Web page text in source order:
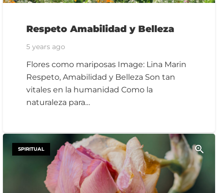
Respeto Amabilidad y Belleza
5 years ago
Flores como mariposas Image: Lina Marin
Respeto, Amabilidad y Belleza Son tan
vitales en la humanidad Como la
naturaleza para…
SPIRITUAL